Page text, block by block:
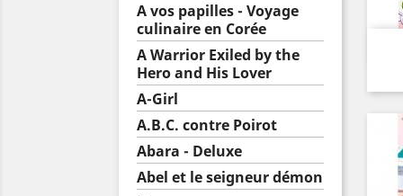
A vos papilles - Voyage
culinaire en Corée
A Warrior Exiled by the
Hero and His Lover
A-Girl
A.B.C. contre Poirot
Abara - Deluxe
Abel et le seigneur démon